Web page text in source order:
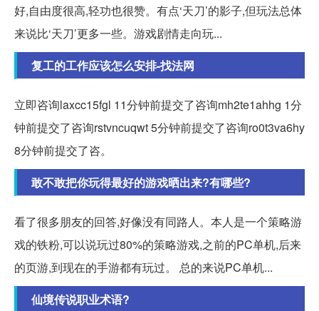
好,自由度很高,轻功也很赞。有点‘天刀’的影子,但玩法总体
来说比‘天刀’更多一些。游戏剧情走向玩...
复工的工作应该怎么安排-找法网
立即咨询laxcc15fgl 11分钟前提交了咨询mh2te1ahhg 1分
钟前提交了咨询rstvncuqwt 5分钟前提交了咨询ro0t3va6hy
8分钟前提交了咨。
敢不敢把你玩得最好的游戏晒出来?有哪些?
看了很多朋友的回答,好像没有同路人。本人是一个策略游
戏的铁粉,可以说玩过80%的策略游戏,之前的PC单机,后来
的页游,到现在的手游都有玩过。 总的来说PC单机...
仙境传说职业术语?